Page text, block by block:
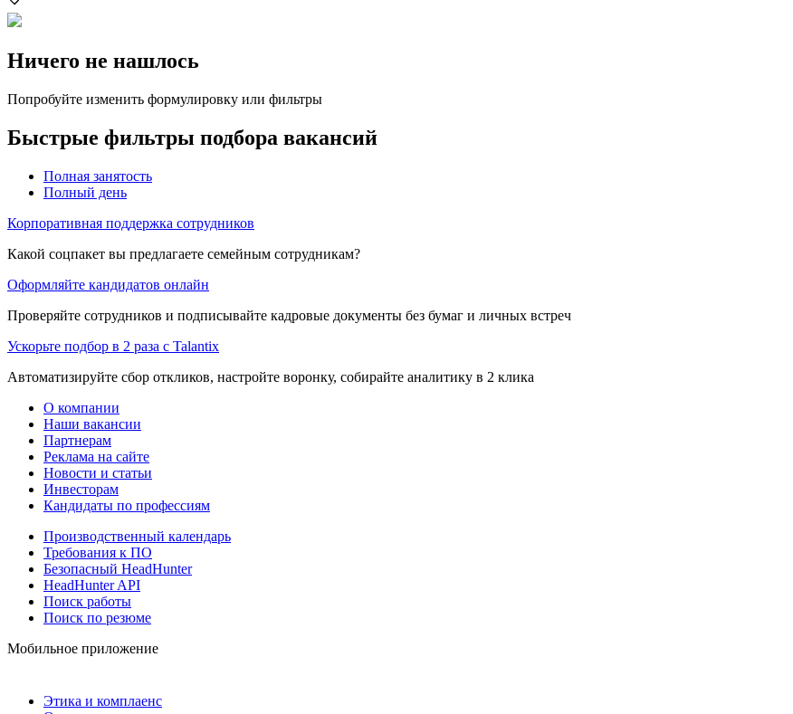
Ничего не нашлось
Попробуйте изменить формулировку или фильтры
Быстрые фильтры подбора вакансий
Полная занятость
Полный день
Корпоративная поддержка сотрудников
Какой соцпакет вы предлагаете семейным сотрудникам?
Оформляйте кандидатов онлайн
Проверяйте сотрудников и подписывайте кадровые документы без бумаг и личных встреч
Ускорьте подбор в 2 раза с Talantix
Автоматизируйте сбор откликов, настройте воронку, собирайте аналитику в 2 клика
О компании
Наши вакансии
Партнерам
Реклама на сайте
Новости и статьи
Инвесторам
Кандидаты по профессиям
Производственный календарь
Требования к ПО
Безопасный HeadHunter
HeadHunter API
Поиск работы
Поиск по резюме
Мобильное приложение
Этика и комплаенс